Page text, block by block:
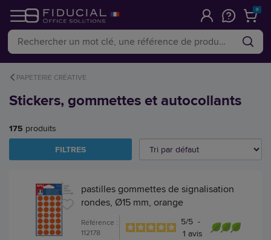
0
PAPETERIE CRÉATIVE
Stickers, gommettes et autocollants
175 produits
FILTRES
pastilles gommettes de signalisation
rondes, Ø15 mm, orange
Référence :
112178
5/5 -
1 avis